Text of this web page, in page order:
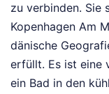
zu verbinden. Sie
Kopenhagen Am
dänische
erfüllt. Es ist eine
ein Bad in den